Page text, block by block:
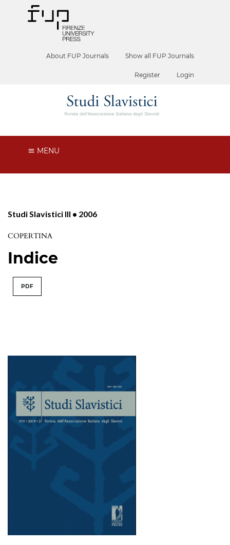
About FUP Journals Show all FUP Journals
Register Login
MENU
Studi Slavistici III • 2006
COPERTINA
Indice
PDF